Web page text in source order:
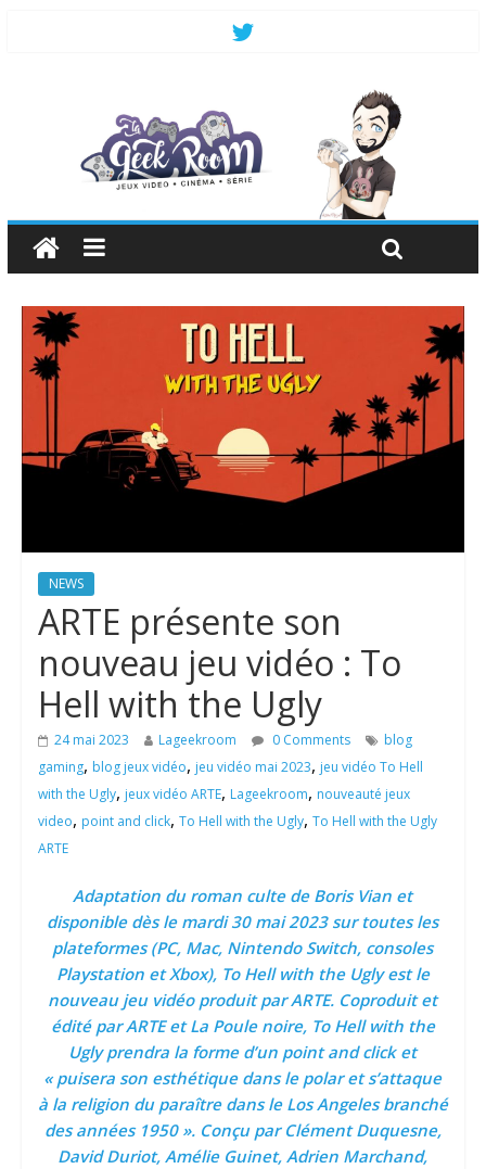
NEWS
ARTE présente son
nouveau jeu vidéo : To
Hell with the Ugly
24 mai 2023 Lageekroom 0 Comments
blog
gaming, blog jeux vidéo, jeu vidéo mai 2023, jeu vidéo To Hell
with the Ugly, jeux vidéo ARTE, Lageekroom, nouveauté jeux
video, point and click, To Hell with the Ugly, To Hell with the Ugly
ARTE
Adaptation du roman culte de Boris Vian et
disponible dès le mardi 30 mai 2023 sur toutes les
plateformes (PC, Mac, Nintendo Switch, consoles
Playstation et Xbox), To Hell with the Ugly est le
nouveau jeu vidéo produit par ARTE. Coproduit et
édité par ARTE et La Poule noire, To Hell with the
Ugly prendra la forme d’un point and click et
« puisera son esthétique dans le polar et s’attaque
à la religion du paraître dans le Los Angeles branché
des années 1950 ». Conçu par Clément Duquesne,
David Duriot, Amélie Guinet, Adrien Marchand,